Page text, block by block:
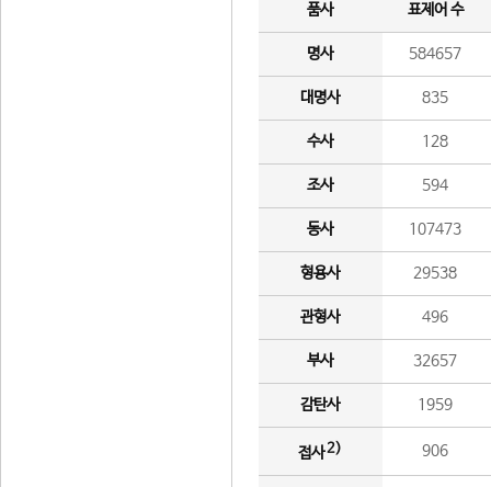
품사 표제어 수
명사 584657
대명사 835
수사 128
조사 594
동사 107473
형용사 29538
관형사 496
부사 32657
감탄사 1959
접사2) 906